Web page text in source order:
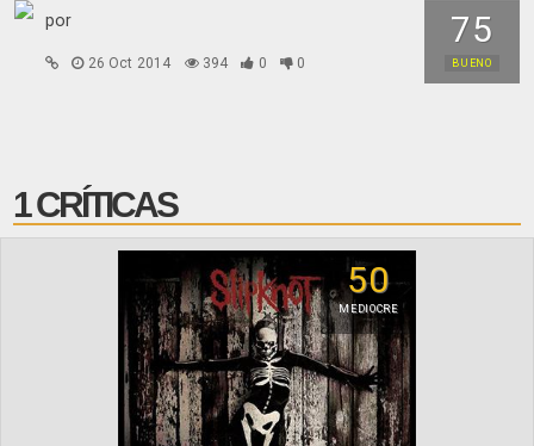
75
BUENO
por
26 Oct 2014 394 0 0
1 CRÍTICAS
50
MEDIOCRE